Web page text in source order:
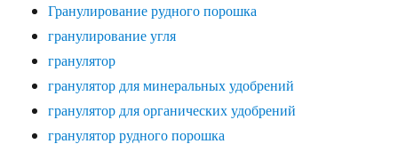
Гранулирование рудного порошка
гранулирование угля
гранулятор
гранулятор для минеральных удобрений
гранулятор для органических удобрений
гранулятор рудного порошка